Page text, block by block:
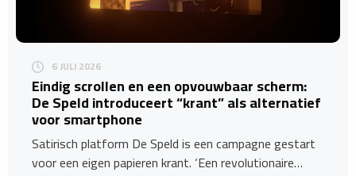
6 JULI 2026
Eindig scrollen en een opvouwbaar scherm:
De Speld introduceert “krant” als alternatief
voor smartphone
Satirisch platform De Speld is een campagne gestart
voor een eigen papieren krant. ‘Een revolutionaire…